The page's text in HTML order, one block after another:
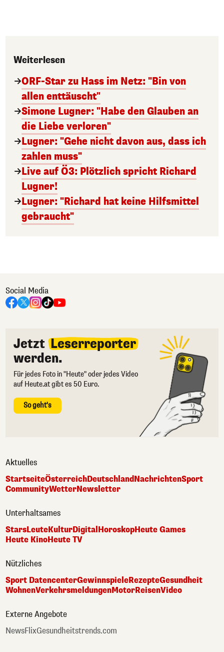
Weiterlesen
ORF-Star zu Hass im Netz: "Bin von
allen enttäuscht"
Simone Lugner: "Habe den Glauben an
die Liebe verloren"
Lugner: "Gehe nicht davon aus, dass ich
zahlen muss"
Live auf Ö3: Plötzlich spricht Richard
Lugner!
Lugner: "Richard hat keine Hilfsmittel
gebraucht"
Social Media
Jetzt Leserreporter
werden.
Für jedes Foto in "Heute" oder jedes Video
auf Heute.at gibt es 50 Euro.
So geht's
Aktuelles
StartseiteÖsterreichDeutschlandNachrichtenSport
CommunityWetterNewsletter
Unterhaltsames
StarsLeuteKulturDigitalHoroskopHeute Games
Heute KinoHeute TV
Nützliches
Sport DatencenterGewinnspieleRezepteGesundheit
WohnenVerkehrsmeldungenMotorReisenVideo
Externe Angebote
NewsFlixGesundheitstrends.com